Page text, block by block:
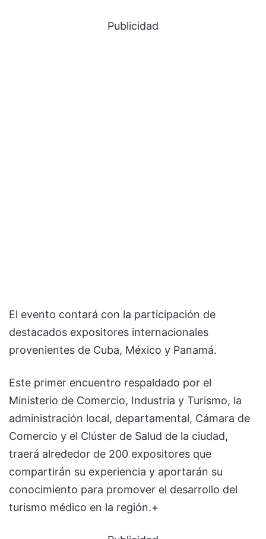
Publicidad
El evento contará con la participación de
destacados expositores internacionales
provenientes de Cuba, México y Panamá.
Este primer encuentro respaldado por el
Ministerio de Comercio, Industria y Turismo, la
administración local, departamental, Cámara de
Comercio y el Clúster de Salud de la ciudad,
traerá alrededor de 200 expositores que
compartirán su experiencia y aportarán su
conocimiento para promover el desarrollo del
turismo médico en la región.+